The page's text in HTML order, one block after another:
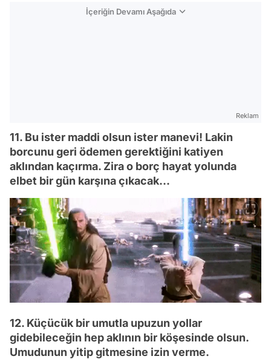
İçeriğin Devamı Aşağıda
Reklam
11. Bu ister maddi olsun ister manevi! Lakin
borcunu geri ödemen gerektiğini katiyen
aklından kaçırma. Zira o borç hayat yolunda
elbet bir gün karşına çıkacak...
12. Küçücük bir umutla upuzun yollar
gidebileceğin hep aklının bir köşesinde olsun.
Umudunun yitip gitmesine izin verme.